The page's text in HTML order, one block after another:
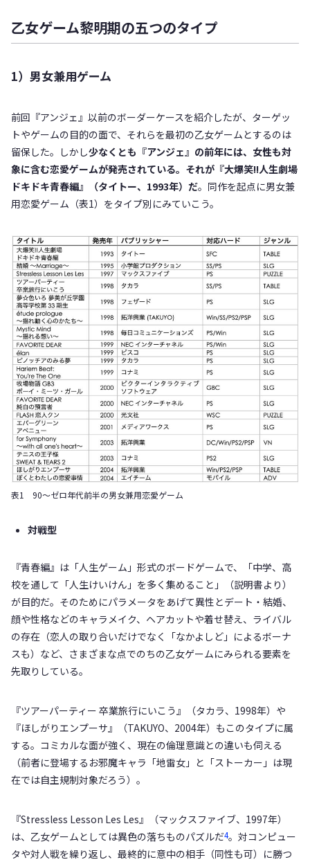
乙女ゲーム黎明期の五つのタイプ
1）男女兼用ゲーム
前回『アンジェ』以前のボーダーケースを紹介したが、ターゲッ
トやゲームの目的の面で、それらを最初の乙女ゲームとするのは
留保した。しかし少なくとも『アンジェ』の前年には、女性も対
象に含む恋愛ゲームが発売されている。それが『大爆笑!!人生劇場
ドキドキ青春編』（タイトー、1993年）だ。同作を起点に男女兼
用恋愛ゲーム（表1）をタイプ別にみていこう。
表1 90～ゼロ年代前半の男女兼用恋愛ゲーム
対戦型
『青春編』は「人生ゲーム」形式のボードゲームで、「中学、高
校を通して「人生けいけん」を多く集めること」（説明書より）
が目的だ。そのためにパラメータをあげて異性とデート・結婚、
顔や性格などのキャラメイク、ヘアカットや着せ替え、ライバル
の存在（恋人の取り合いだけでなく「なかよしど」によるボーナ
スも）など、さまざまな点でのちの乙女ゲームにみられる要素を
先取りしている。
『ツアーパーティー 卒業旅行にいこう』（タカラ、1998年）や
『ほしがりエンプーサ』（TAKUYO、2004年）もこのタイプに属
する。コミカルな面が強く、現在の倫理意識との違いも伺える
（前者に登場するお邪魔キャラ「地雷女」と「ストーカー」は現
在では自主規制対象だろう）。
『Stressless Lesson Les Les』（マックスファイブ、1997年）
は、乙女ゲームとしては異色の落ちものパズルだ4。対コンピュー
タや対人戦を繰り返し、最終的に意中の相手（同性も可）に勝つ